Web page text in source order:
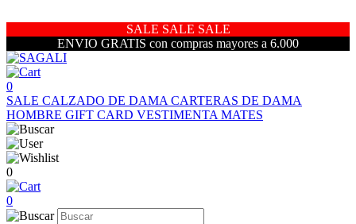
SALE SALE SALE
ENVIO GRATIS con compras mayores a 6.000
0
SALE CALZADO DE DAMA CARTERAS DE DAMA
HOMBRE GIFT CARD VESTIMENTA MATES
0
0